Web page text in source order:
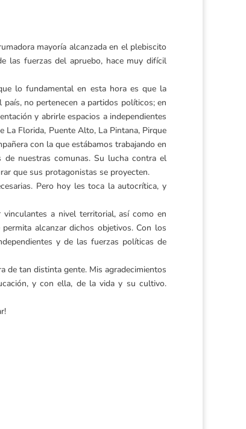
mayoría alcanzada en el plebiscito
las fuerzas del apruebo, hace muy difícil
lo fundamental en esta hora es que la
no pertenecen a partidos políticos; en
y abrirle espacios a independientes
Florida, Puente Alto, La Pintana, Pirque
con la que estábamos trabajando en
nuestras comunas. Su lucha contra el
que sus protagonistas se proyecten.
Pero hoy les toca la autocrítica, y
a nivel territorial, así como en
alcanzar dichos objetivos. Con los
y de las fuerzas políticas de
de tan distinta gente. Mis agradecimientos
y con ella, de la vida y su cultivo.